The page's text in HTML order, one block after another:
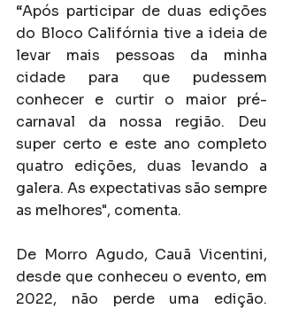
“Após participar de duas edições
do Bloco Califórnia tive a ideia de
levar mais pessoas da minha
cidade para que pudessem
conhecer e curtir o maior pré-
carnaval da nossa região. Deu
super certo e este ano completo
quatro edições, duas levando a
galera. As expectativas são sempre
as melhores", comenta.
De Morro Agudo, Cauã Vicentini,
desde que conheceu o evento, em
2022, não perde uma edição.